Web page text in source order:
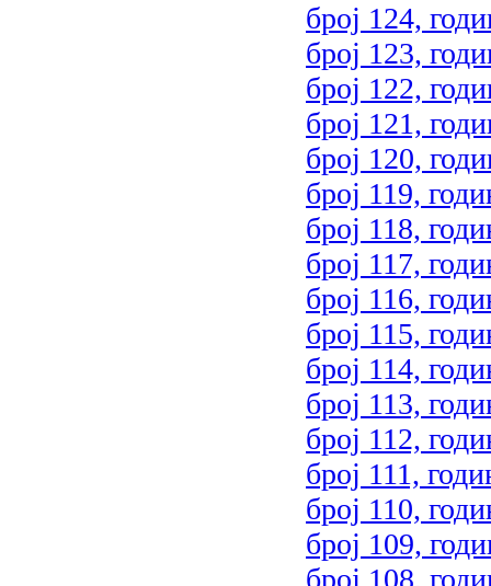
број 124,
број 123,
број 122,
број 121,
број 120,
број 119,
број 118,
број 117,
број 116,
број 115,
број 114,
број 113,
број 112,
број 111,
број 110,
број 109,
број 108,